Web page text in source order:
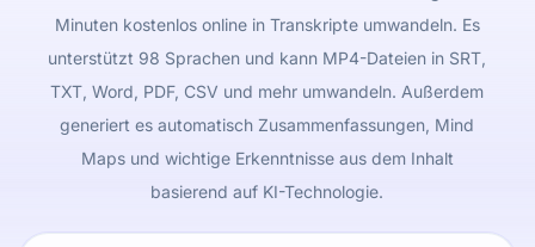
Minuten kostenlos online in Transkripte umwandeln. Es
unterstützt 98 Sprachen und kann MP4-Dateien in SRT,
TXT, Word, PDF, CSV und mehr umwandeln. Außerdem
generiert es automatisch Zusammenfassungen, Mind
Maps und wichtige Erkenntnisse aus dem Inhalt
basierend auf KI-Technologie.